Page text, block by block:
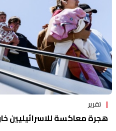
تقرير
هجرة معاكسة للاسرائيليين